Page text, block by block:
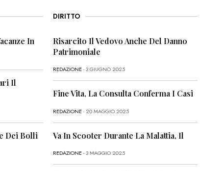
In
Il
Dei Bolli
DIRITTO
Risarcito Il Vedovo Anche Del Danno
Patrimoniale
REDAZIONE- 3 GIUGNO 2025
Fine Vita, La Consulta Conferma I Casi
REDAZIONE- 20 MAGGIO 2025
Va In Scooter Durante La Malattia, Il
REDAZIONE- 3 MAGGIO 2025